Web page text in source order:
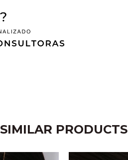
SIMILAR PRODUCTS